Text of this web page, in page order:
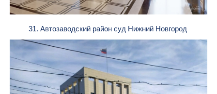
31. Автозаводский район суд Нижний Новгород